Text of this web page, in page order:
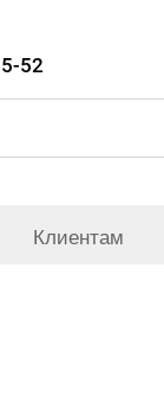
52
Клиентам